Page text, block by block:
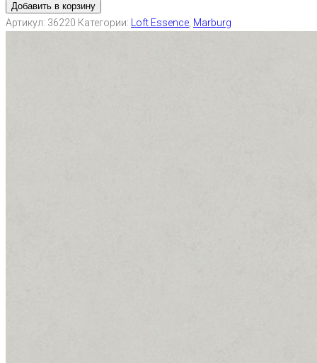
Добавить в корзину
Артикул: 36220 Категории: Loft Essence Marburg